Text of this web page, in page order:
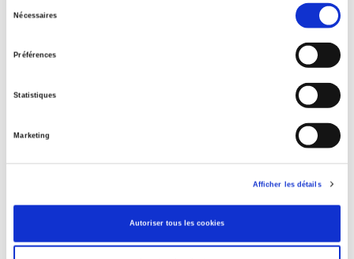
Nécessaires
Préférences
Statistiques
Marketing
Afficher les détails
Autoriser tous les cookies
Régime électoral et régime parlementaire en
Grande-Bretagne